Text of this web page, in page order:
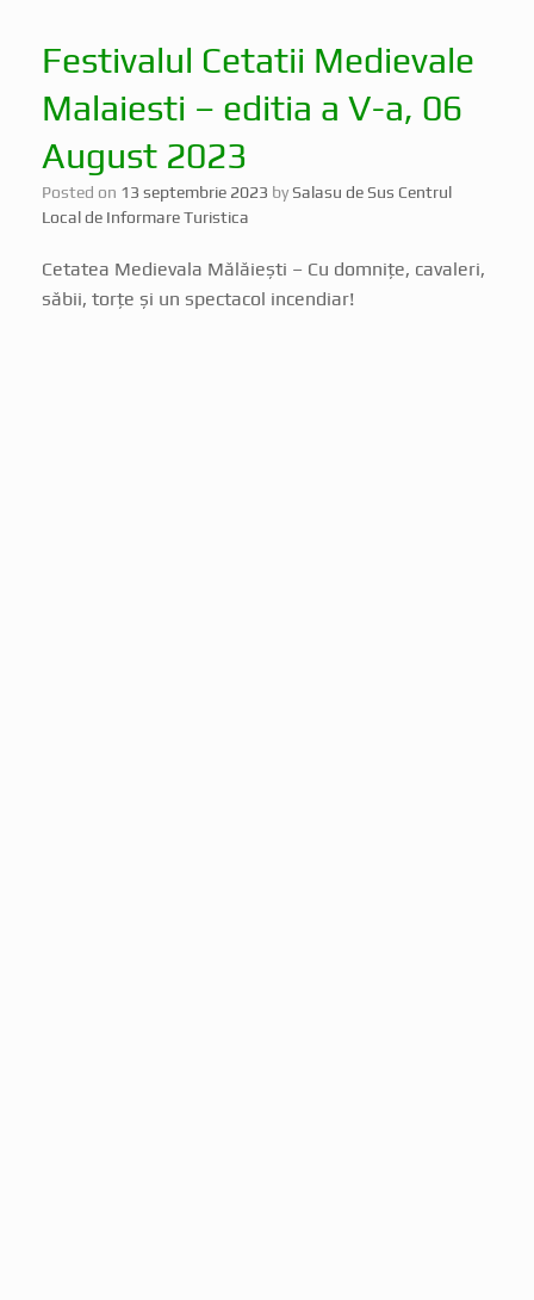
Festivalul Cetatii Medievale
Malaiesti – editia a V-a, 06
August 2023
Posted on 13 septembrie 2023 bySalasu de Sus Centrul
Local de Informare Turistica
Cetatea Medievala Mălăiești – Cu domnițe, cavaleri,
săbii, torțe și un spectacol incendiar!